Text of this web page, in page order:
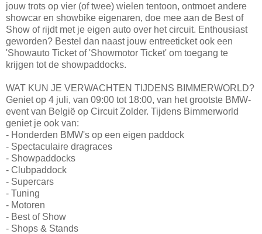
jouw trots op vier (of twee) wielen tentoon, ontmoet andere
showcar en showbike eigenaren, doe mee aan de Best of
Show of rijdt met je eigen auto over het circuit. Enthousiast
geworden? Bestel dan naast jouw entreeticket ook een
'Showauto Ticket of 'Showmotor Ticket' om toegang te
krijgen tot de showpaddocks.
WAT KUN JE VERWACHTEN TIJDENS BIMMERWORLD?
Geniet op 4 juli, van 09:00 tot 18:00, van het grootste BMW-
event van België op Circuit Zolder. Tijdens Bimmerworld
geniet je ook van:
- Honderden BMW's op een eigen paddock
- Spectaculaire dragraces
- Showpaddocks
- Clubpaddock
- Supercars
- Tuning
- Motoren
- Best of Show
- Shops & Stands